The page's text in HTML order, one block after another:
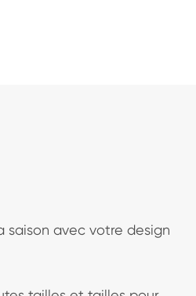
saison avec votre design